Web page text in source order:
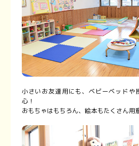
小さいお友達用にも、ベビーベッドや
心！
おもちゃはもちろん、絵本もたくさん用